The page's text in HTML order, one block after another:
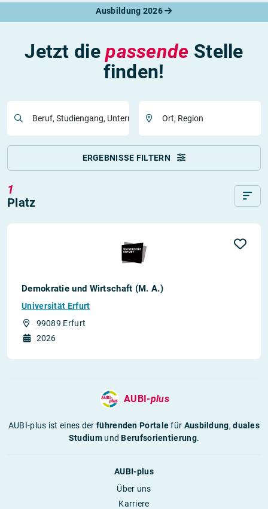
Ausbildung 2026
Jetzt diepassende Stelle
finden!
Beruf, Studiengang, Unternehmen Ort, Region
ERGEBNISSE FILTERN
1
Platz
Demokratie und Wirtschaft (M. A.)
Universität Erfurt
99089 Erfurt
2026
AUBI-plus
AUBI-plus ist eines derführenden Portalefür Ausbildung,duales
StudiumundBerufsorientierung.
AUBI-plus
Über uns
Karriere